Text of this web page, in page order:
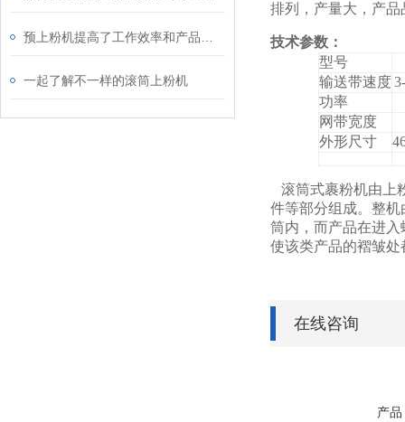
一起了解不一样的滚筒上粉机
排列， 产量大， 产品
技术参数：
型号
输送带速度
功率
网带宽度
外形尺寸
滚筒式裹粉机由上
件等部分组成。整
筒内，而产品在进
使该类产品的褶皱
在线咨询
产品